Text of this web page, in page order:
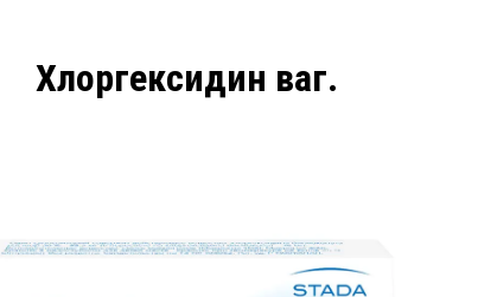
Хлоргексидин ваг.